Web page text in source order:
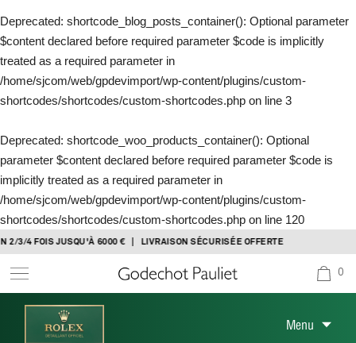
Deprecated: shortcode_blog_posts_container(): Optional parameter
$content declared before required parameter $code is implicitly
treated as a required parameter in
/home/sjcom/web/gpdevimport/wp-content/plugins/custom-
shortcodes/shortcodes/custom-shortcodes.php on line 3
Deprecated: shortcode_woo_products_container(): Optional
parameter $content declared before required parameter $code is
implicitly treated as a required parameter in
/home/sjcom/web/gpdevimport/wp-content/plugins/custom-
shortcodes/shortcodes/custom-shortcodes.php on line 120
JUSQU'À 6000 € | LIVRAISON SÉCURISÉE OFFERTE
0
Menu
Savoir-faire horloger
Service
Le monde de Rolex
Nous contacter